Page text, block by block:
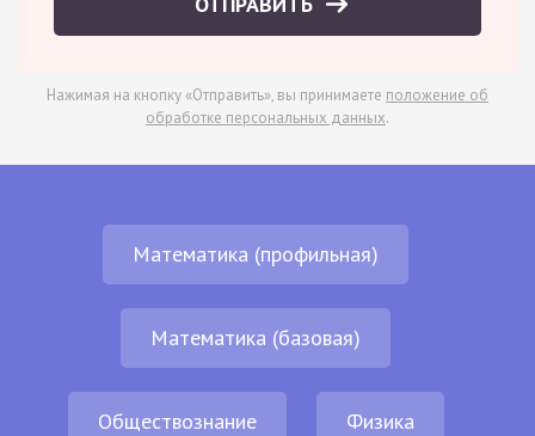
Нажимая на кнопку «Отправить», вы принимаете положение об
обработке персональных данных.
Математика (профильная)
Математика (базовая)
Обществознание Физика